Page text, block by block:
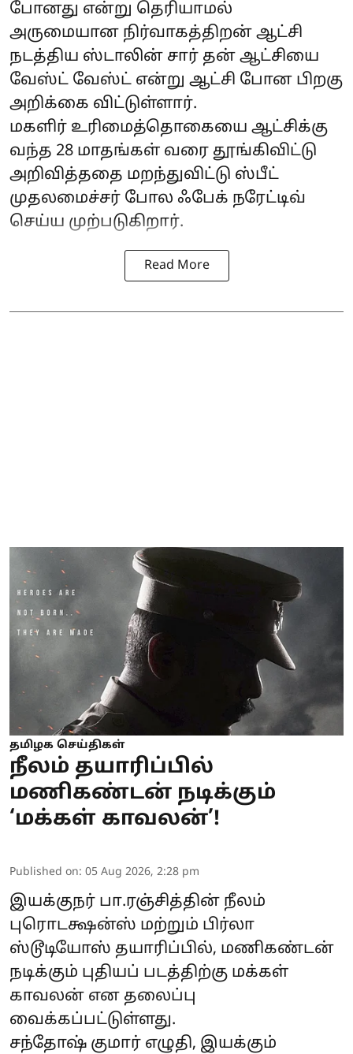
போனது என்று தெரியாமல்
அருமையான நிர்வாகத்திறன் ஆட்சி
நடத்திய ஸ்டாலின் சார் தன் ஆட்சியை
வேஸ்ட் வேஸ்ட் என்று ஆட்சி போன பிறகு
அறிக்கை விட்டுள்ளார்.
மகளிர் உரிமைத்தொகையை ஆட்சிக்கு
வந்த 28 மாதங்கள் வரை தூங்கிவிட்டு
அறிவித்ததை மறந்துவிட்டு ஸ்பீட்
முதலமைச்சர் போல ஃபேக் நரேட்டிவ்
செய்ய முற்படுகிறார்.
Read More
தமிழக செய்திகள்
நீலம் தயாரிப்பில்
மணிகண்டன் நடிக்கும்
‘மக்கள் காவலன்’!
Published on: 05 Aug 2026, 2:28 pm
இயக்குநர் பா.ரஞ்சித்தின் நீலம்
புரொடக்ஷன்ஸ் மற்றும் பிர்லா
ஸ்டூடியோஸ் தயாரிப்பில், மணிகண்டன்
நடிக்கும் புதியப் படத்திற்கு மக்கள்
காவலன் என தலைப்பு
வைக்கப்பட்டுள்ளது.
சந்தோஷ் குமார் எழுதி, இயக்கும்